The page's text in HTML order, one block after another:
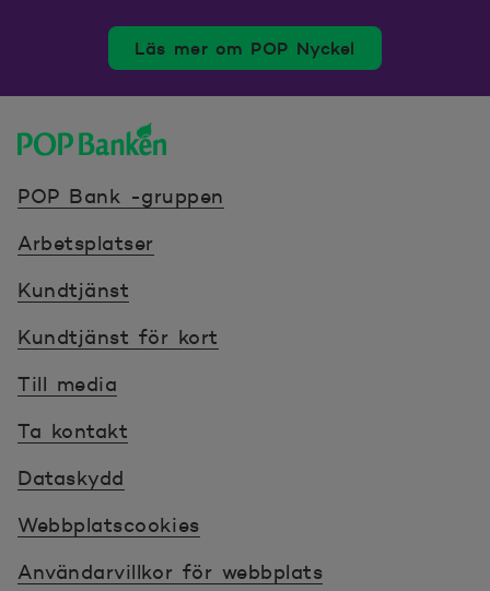
Läs mer om POP Nyckel
POP Bank -gruppen
Arbetsplatser
Kundtjänst
Kundtjänst för kort
Till media
Ta kontakt
Dataskydd
Webbplatscookies
Användarvillkor för webbplats